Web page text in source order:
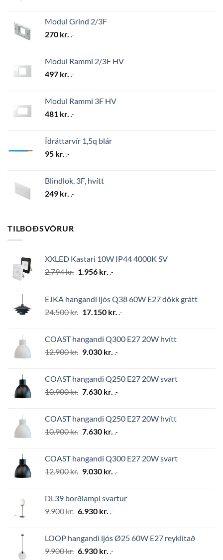
Modul Grind 2/3F
270 kr. .-
Modul Rammi 2/3F HV
497 kr. .-
Modul Rammi 3F HV
481 kr. .-
Ídráttarvír 1,5q blár
95 kr. .-
Blindlok, 3F, hvítt
249 kr. .-
TILBOÐSVÖRUR
XXLED Kastari 10W IP44 4000K SV
2.794kr. Original
2.794 kr..
1.956 kr. Current
1.956 kr..
.-
EJKA hangandi ljós Q38 60W E27 dökk grátt
24.500kr. Original
24.500 kr..
17.150 kr. Current
17.150 kr..
.-
COAST hangandi Q300 E27 20W hvítt
12.900kr. Original
12.900 kr..
9.030 kr. Current
9.030 kr..
.-
COAST hangandi Q250 E27 20W svart
10.900kr. Original
10.900 kr..
7.630 kr. Current
7.630 kr..
.-
COAST hangandi Q250 E27 20W hvítt
10.900kr. Original
10.900 kr..
7.630 kr. Current
7.630 kr..
.-
COAST hangandi Q300 E27 20W svart
12.900kr. Original
12.900 kr..
9.030 kr. Current
9.030 kr..
.-
DL39 borðlampi svartur
9.900kr. Original
9.900 kr..
6.930 kr. Current
6.930 kr..
.-
LOOP hangandi ljós Ø25 60W E27 reyklitað
9.900kr. Original
6.930 kr. Current
.-